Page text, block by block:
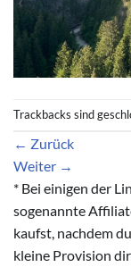
Trackbacks sind
← Zurück
Weiter →
* Bei einigen der
sogenannte
kaufst, nachdem
kleine Provision